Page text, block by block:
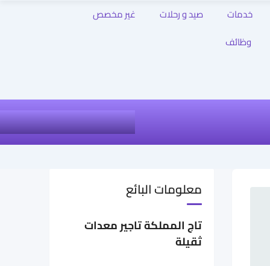
خدمات صيد و رحلات
غير مخصص
وظائف
معلومات البائع
تاج المملكة تاجير معدات
ثقيلة